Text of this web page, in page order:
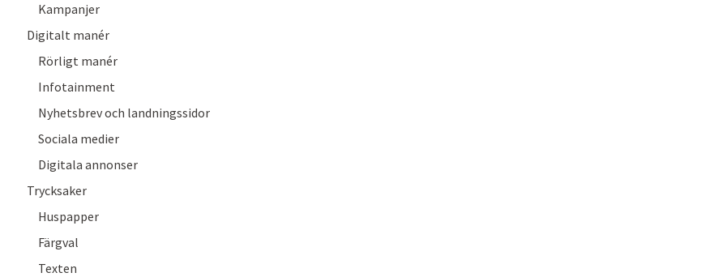
Kampanjer
Digitalt manér
Rörligt manér
Infotainment
Nyhetsbrev och landningssidor
Sociala medier
Digitala annonser
Trycksaker
Huspapper
Färgval
Texten